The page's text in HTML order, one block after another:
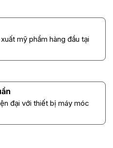
mỹ phẩm hàng đầu tại
đại với thiết bị máy móc